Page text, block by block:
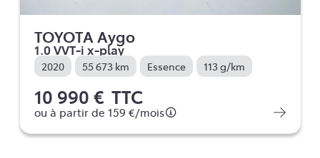
TOYOTA Aygo
1.0 VVT-i x-play
2020 55 673 km Essence 113 g/km
10 990 € TTC
ou à partir de 159 €/mois